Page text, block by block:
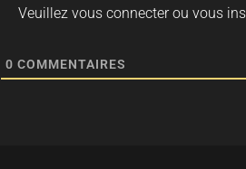
Veuillez vous connecter ou vous
0 COMMENTAIRES